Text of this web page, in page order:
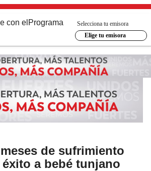
con el Programa
Selecciona tu emisora
Elige tu emisora
de sufrimiento
a bebé tunjano